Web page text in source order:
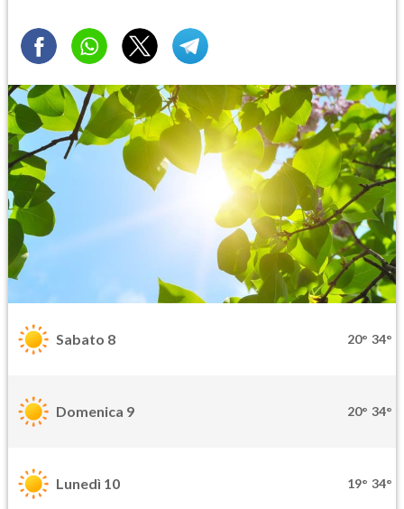
Sabato 8 20° 34°
Domenica 9 20° 34°
Lunedì 10 19° 34°